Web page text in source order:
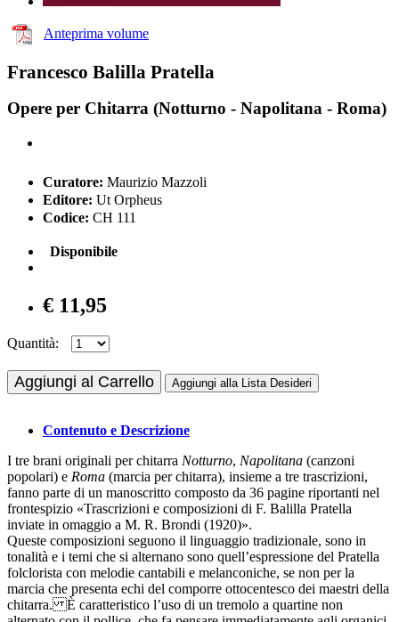
Anteprima volume
Francesco Balilla Pratella
Opere per Chitarra (Notturno - Napolitana - Roma)
Curatore: Maurizio Mazzoli
Editore: Ut Orpheus
Codice: CH 111
Disponibile
€ 11,95
Quantità:
Aggiungi al Carrello Aggiungi alla Lista Desideri
Contenuto e Descrizione
I tre brani originali per chitarra Notturno, Napolitana (canzoni
popolari) e Roma (marcia per chitarra), insieme a tre trascrizioni,
fanno parte di un manoscritto composto da 36 pagine riportanti nel
frontespizio «Trascrizioni e composizioni di F. Balilla Pratella
inviate in omaggio a M. R. Brondi (1920)».
Queste composizioni seguono il linguaggio tradizionale, sono in
tonalità e i temi che si alternano sono quell’espressione del Pratella
folclorista con melodie cantabili e melanconiche, se non per la
marcia che presenta echi del comporre ottocentesco dei maestri della
chitarra. È caratteristico l’uso di un tremolo a quartine non